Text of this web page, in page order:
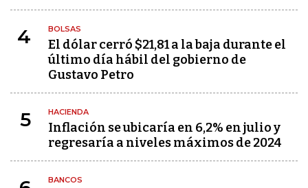
4 BOLSAS
El dólar cerró $21,81 a la baja durante el
último día hábil del gobierno de
Gustavo Petro
5 HACIENDA
Inflación se ubicaría en 6,2% en julio y
regresaría a niveles máximos de 2024
BANCOS